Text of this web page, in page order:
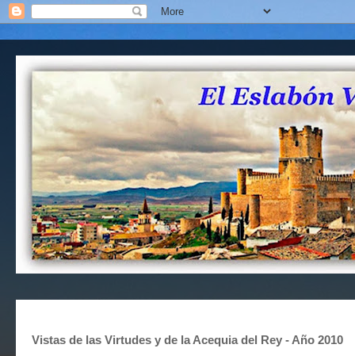
Vistas de las Virtudes y de la Acequia del Rey - Año 2010